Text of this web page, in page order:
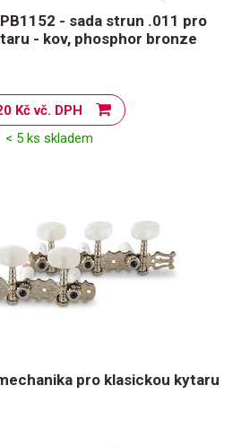
- sada strun .011 pro
- kov, phosphor bronze
420 Kč vč. DPH
< 5 ks skladem
pro klasickou kytaru